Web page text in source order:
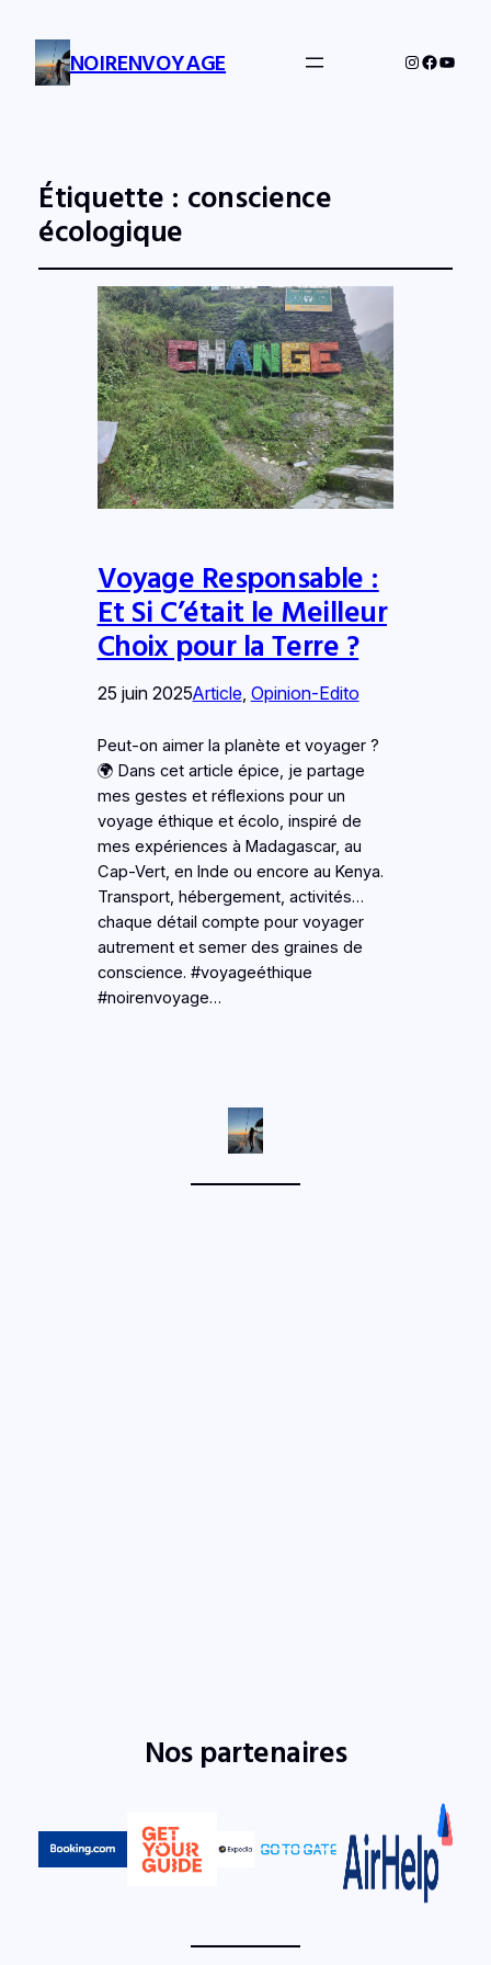
NOIRENVOYAGE Instagram
Étiquette : conscience
écologique
Voyage Responsable :
Et Si C’était le Meilleur
Choix pour la Terre ?
25 juin 2025Article, Opinion-Edito
Peut-on aimer la planète et voyager ?
🌍 Dans cet article épice, je partage
mes gestes et réflexions pour un
voyage éthique et écolo, inspiré de
mes expériences à Madagascar, au
Cap-Vert, en Inde ou encore au Kenya.
Transport, hébergement, activités…
chaque détail compte pour voyager
autrement et semer des graines de
conscience. #voyageéthique
#noirenvoyage…
Nos partenaires